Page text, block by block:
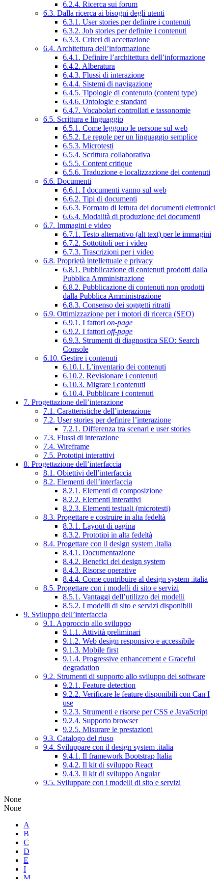
6.2.4. Ricerca sui forum
6.3. Dalla ricerca ai bisogni degli utenti
6.3.1. User stories per definire i contenuti
6.3.2. Job stories per definire i contenuti
6.3.3. Criteri di accettazione
6.4. Architettura dell’informazione
6.4.1. Definire l’architettura dell’informazione
6.4.2. Alberatura
6.4.3. Flussi di interazione
6.4.4. Sistemi di navigazione
6.4.5. Tipologie di contenuto (content type)
6.4.6. Ontologie e standard
6.4.7. Vocabolari controllati e tassonomie
6.5. Scrittura e linguaggio
6.5.1. Come leggono le persone sul web
6.5.2. Le regole per un linguaggio semplice
6.5.3. Microtesti
6.5.4. Scrittura collaborativa
6.5.5. Content critique
6.5.6. Traduzione e localizzazione dei contenuti
6.6. Documenti
6.6.1. I documenti vanno sul web
6.6.2. Tipi di documenti
6.6.3. Formato di lettura dei documenti elettronici
6.6.4. Modalità di produzione dei documenti
6.7. Immagini e video
6.7.1. Testo alternativo (alt text) per le immagini
6.7.2. Sottotitoli per i video
6.7.3. Trascrizioni per i video
6.8. Proprietà intellettuale e privacy
6.8.1. Pubblicazione di contenuti prodotti dalla
Pubblica Amministrazione
6.8.2. Pubblicazione di contenuti non prodotti
dalla Pubblica Amministrazione
6.8.3. Consenso dei soggetti ritratti
6.9. Ottimizzazione per i motori di ricerca (SEO)
6.9.1. I fattori on-page
6.9.2. I fattori off-page
6.9.3. Strumenti di diagnostica SEO: Search
Console
6.10. Gestire i contenuti
6.10.1. L’inventario dei contenuti
6.10.2. Revisionare i contenuti
6.10.3. Migrare i contenuti
6.10.4. Pubblicare i contenuti
7. Progettazione dell’interazione
7.1. Caratteristiche dell’interazione
7.2. User stories per definire l’interazione
7.2.1. Differenza tra scenari e user stories
7.3. Flussi di interazione
7.4. Wireframe
7.5. Prototipi interattivi
8. Progettazione dell’interfaccia
8.1. Obiettivi dell’interfaccia
8.2. Elementi dell’interfaccia
8.2.1. Elementi di composizione
8.2.2. Elementi interattivi
8.2.3. Elementi testuali (microtesti)
8.3. Progettare e costruire in alta fedeltà
8.3.1. Layout di pagina
8.3.2. Prototipi in alta fedeltà
8.4. Progettare con il design system .italia
8.4.1. Documentazione
8.4.2. Benefici del design system
8.4.3. Risorse operative
8.4.4. Come contribuire al design system .italia
8.5. Progettare con i modelli di sito e servizi
8.5.1. Vantaggi dell’utilizzo dei modelli
8.5.2. I modelli di sito e servizi disponibili
9. Sviluppo dell’interfaccia
9.1. Approccio allo sviluppo
9.1.1. Attività preliminari
9.1.2. Web design responsivo e accessibile
9.1.3. Mobile first
9.1.4. Progressive enhancement e Graceful
degradation
9.2. Strumenti di supporto allo sviluppo del software
9.2.1. Feature detection
9.2.2. Verificare le feature disponibili con Can I
use
9.2.3. Strumenti e risorse per CSS e JavaScript
9.2.4. Supporto browser
9.2.5. Misurare le prestazioni
9.3. Catalogo del riuso
9.4. Sviluppare con il design system .italia
9.4.1. Il framework Bootstrap Italia
9.4.2. Il kit di sviluppo React
9.4.3. Il kit di sviluppo Angular
9.5. Sviluppare con i modelli di sito e servizi
None
None
A
B
C
D
E
I